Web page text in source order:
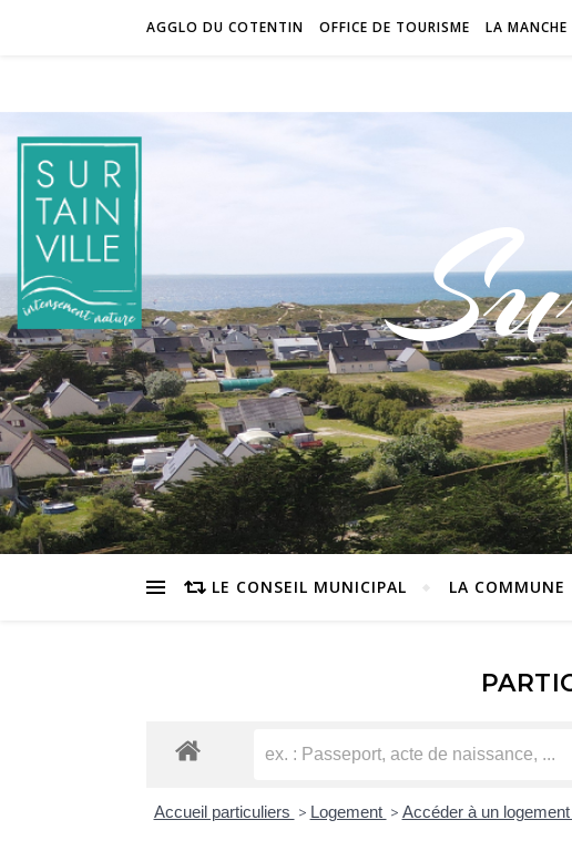
AGGLO DU COTENTIN OFFICE DE TOURISME LA MANCHE
LE CONSEIL MUNICIPAL LA COMMUNE
Accueil particuliers > Logement > Accéder à un